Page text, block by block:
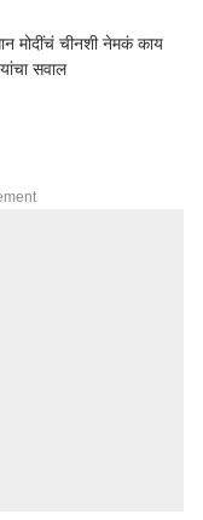
मोदींचं चीनशी नेमकं काय
सवाल